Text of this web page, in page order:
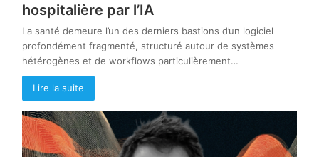
hospitalière par l’IA
La santé demeure l’un des derniers bastions d’un logiciel
profondément fragmenté, structuré autour de systèmes
hétérogènes et de workflows particulièrement…
Lire la suite